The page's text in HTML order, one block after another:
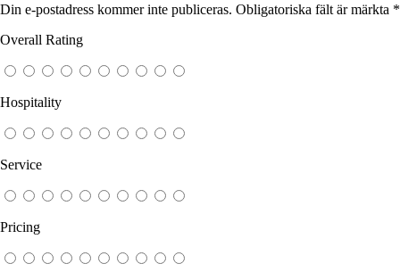
Din e-postadress kommer inte publiceras. Obligatoriska fält är märkta *
Overall Rating
Hospitality
Service
Pricing